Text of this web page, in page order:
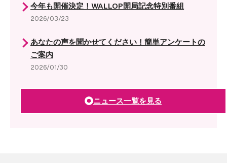
今年も開催決定！WALLOP開局記念特別番組
2026/03/23
あなたの声を聞かせてください！簡単アンケートの
ご案内
2026/01/30
ニュース一覧を見る